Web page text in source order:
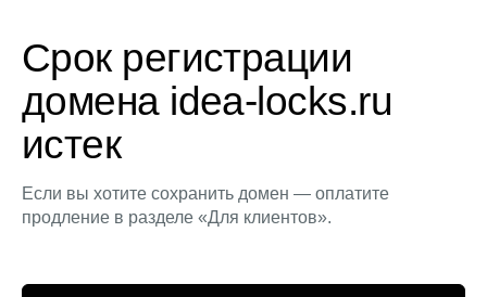
Срок регистрации
домена idea-locks.ru
истек
Если вы хотите сохранить домен — оплатите
продление в разделе «Для клиентов».